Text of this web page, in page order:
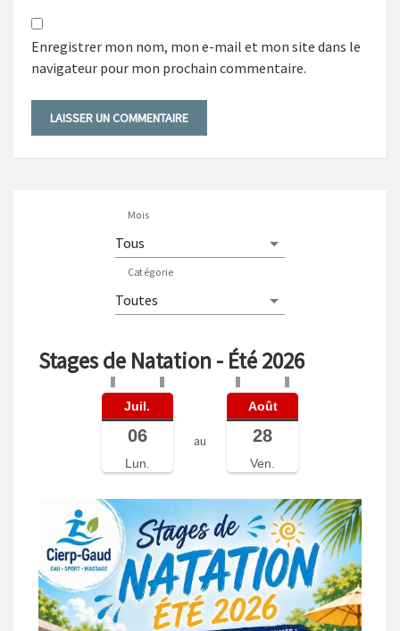
Enregistrer mon nom, mon e-mail et mon site dans le
navigateur pour mon prochain commentaire.
Mois
Catégorie
Stages de Natation - Été 2026
Juil.
06
Lun.
au
Août
28
Ven.